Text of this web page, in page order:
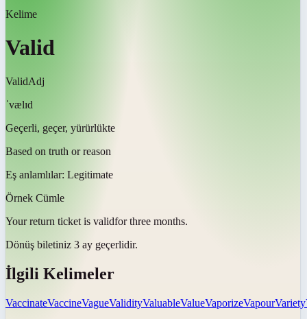
Kelime
Valid
ValidAdj
ˈvælɪd
Geçerli, geçer, yürürlükte
Based on truth or reason
Eş anlamlılar: Legitimate
Örnek Cümle
Your return ticket is validfor three months.
Dönüş biletiniz 3 ay geçerlidir.
İlgili Kelimeler
VaccinateVaccineVagueValidityValuableValueVaporizeVapourVariety